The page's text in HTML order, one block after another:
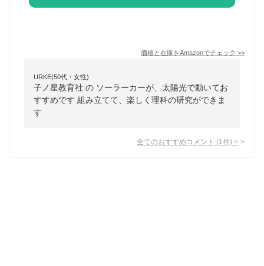
価格と在庫をAmazonでチェック >>
URKE(50代・女性)
子ノ星教育社 の ソーラーカーが、太陽光で動いてお
すすめです 組み立てて、楽しく理科の研究ができま
す
全てのおすすめコメント (1 件) >